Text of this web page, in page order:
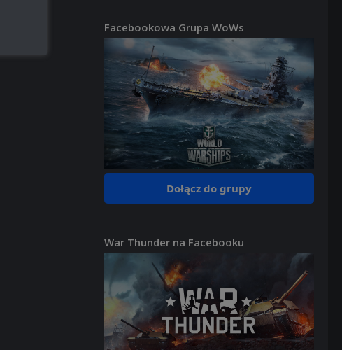
Facebookowa Grupa WoWs
Dołącz do grupy
War Thunder na Facebooku